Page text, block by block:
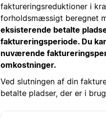
faktureringsreduktioner i
forholdsmæssigt beregnet
eksisterende betalte
faktureringsperiode. Du
nuværende
omkostninger.
Ved slutningen af din
betalte pladser, der er i